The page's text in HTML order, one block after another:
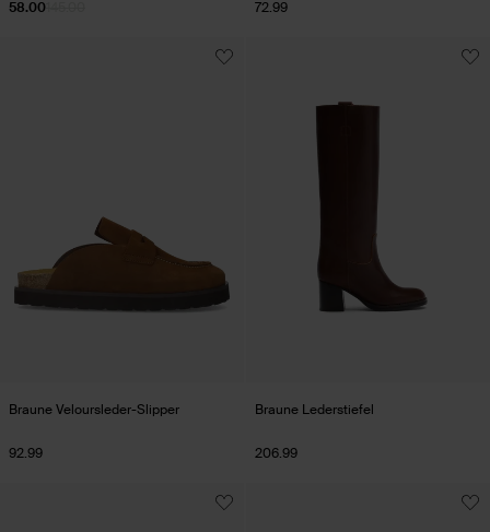
58.00 72.99
Braune Veloursleder-Slipper
92.99
Braune Lederstiefel
206.99